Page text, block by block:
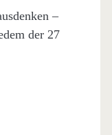
–
der 27